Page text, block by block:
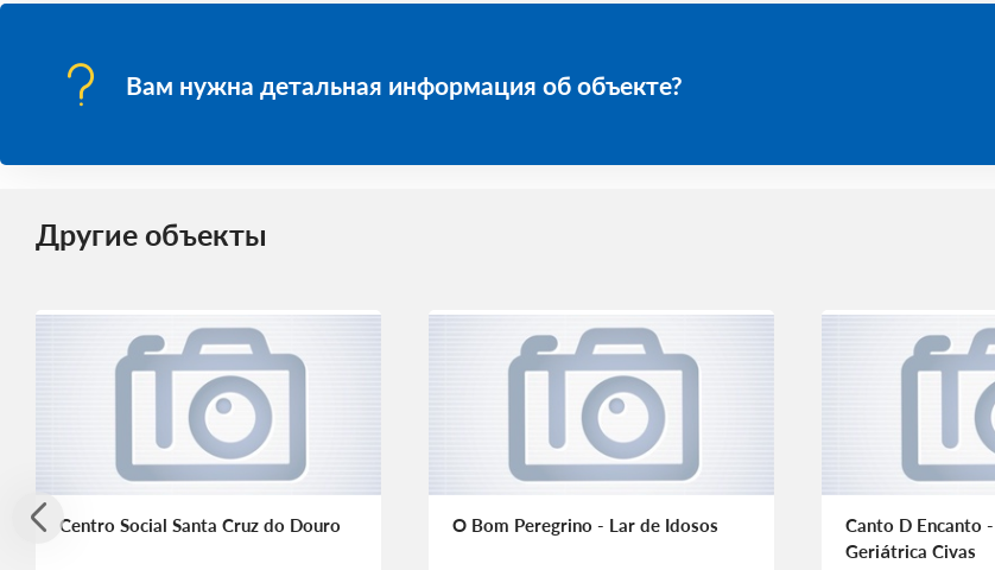
Вам нужна детальная информация об объекте?
Другие объекты
Centro Social Santa Cruz do Douro O Bom Peregrino - Lar de Idosos
Canto D Encanto
Geriátrica Civas